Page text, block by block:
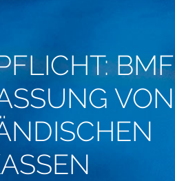
BMF
VON